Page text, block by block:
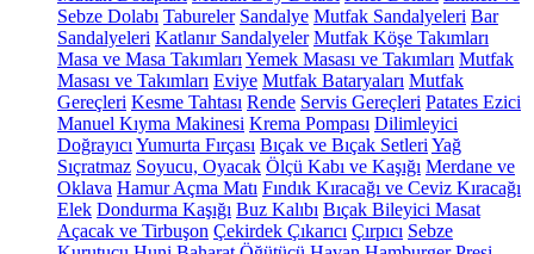
Sebze Dolabı Tabureler Sandalye Mutfak Sandalyeleri Bar
Sandalyeleri Katlanır Sandalyeler Mutfak Köşe Takımları
Masa ve Masa Takımları Yemek Masası ve Takımları Mutfak
Masası ve Takımları Eviye Mutfak Bataryaları Mutfak
Gereçleri Kesme Tahtası Rende Servis Gereçleri Patates Ezici
Manuel Kıyma Makinesi Krema Pompası Dilimleyici
Doğrayıcı Yumurta Fırçası Bıçak ve Bıçak Setleri Yağ
Sıçratmaz Soyucu, Oyacak Ölçü Kabı ve Kaşığı Merdane ve
Oklava Hamur Açma Matı Fındık Kıracağı ve Ceviz Kıracağı
Elek Dondurma Kaşığı Buz Kalıbı Bıçak Bileyici Masat
Açacak ve Tirbuşon Çekirdek Çıkarıcı Çırpıcı Sebze